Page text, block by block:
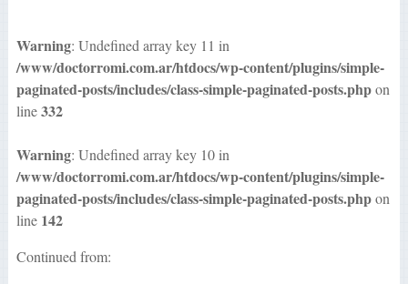
Warning: Undefined array key 11 in
/www/doctorromi.com.ar/htdocs/wp-content/plugins/simple-
paginated-posts/includes/class-simple-paginated-posts.phpon
line332
Warning: Undefined array key 10 in
/www/doctorromi.com.ar/htdocs/wp-content/plugins/simple-
paginated-posts/includes/class-simple-paginated-posts.phpon
line 142
Continued from: